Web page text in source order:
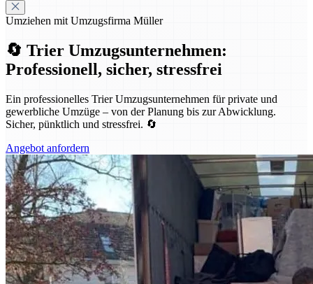
Umziehen mit Umzugsfirma Müller
🔄 Trier Umzugsunternehmen:
Professionell, sicher, stressfrei
Ein professionelles Trier Umzugsunternehmen für private und
gewerbliche Umzüge – von der Planung bis zur Abwicklung.
Sicher, pünktlich und stressfrei. 🔄
Angebot anfordern